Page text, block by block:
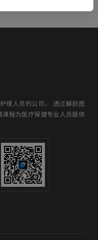
理人员的公司。 透过解剖图
程为医疗保健专业人员提供